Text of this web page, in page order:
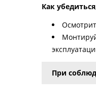
Как
При